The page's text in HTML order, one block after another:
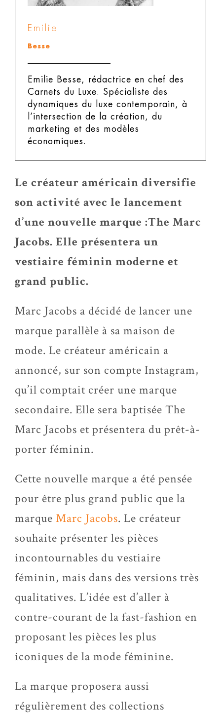
Emilie
Besse
Emilie Besse, rédactrice en chef des
Carnets du Luxe.
Spécialiste des
dynamiques du luxe contemporain, à
l’intersection de la création, du
marketing et des modèles
économiques.
Le créateur américain diversifie
son activité avec le lancement
d’une nouvelle marque :The Marc
Jacobs. Elle présentera un
vestiaire féminin moderne et
grand public.
Marc Jacobs a décidé de lancer une
marque parallèle à sa maison de
mode. Le créateur américain a
annoncé, sur son compte Instagram,
qu’il comptait créer une marque
secondaire. Elle sera baptisée The
Marc Jacobs et présentera du prêt-à-
porter féminin.
Cette nouvelle marque a été pensée
pour être plus grand public que la
marque Marc Jacobs. Le créateur
souhaite présenter les pièces
incontournables du vestiaire
féminin, mais dans des versions très
qualitatives. L’idée est d’aller à
contre-courant de la fast-fashion en
proposant les pièces les plus
iconiques de la mode féminine.
La marque proposera aussi
régulièrement des collections